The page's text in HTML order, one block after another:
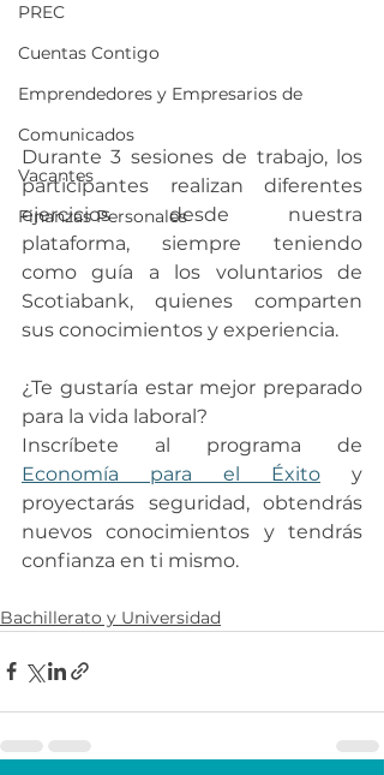
PREC
Cuentas Contigo
Emprendedores y Empresarios de
Comunicados
Vacantes
Finanzas Personales
Durante 3 sesiones de trabajo, los
participantes realizan diferentes
ejercicios desde nuestra
plataforma, siempre teniendo
como guía a los voluntarios de
Scotiabank, quienes comparten
sus conocimientos y experiencia.
¿Te gustaría estar mejor preparado
para la vida laboral?
Inscríbete al programa de
Economía para el Éxito y
proyectarás seguridad, obtendrás
nuevos conocimientos y tendrás
confianza en ti mismo.
Bachillerato y Universidad